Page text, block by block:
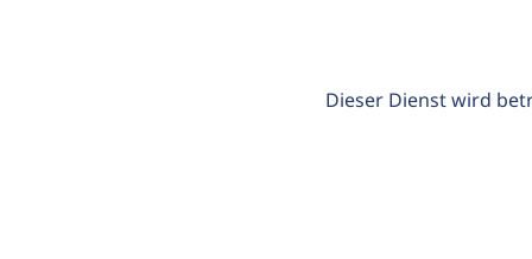
Dieser Dienst wird